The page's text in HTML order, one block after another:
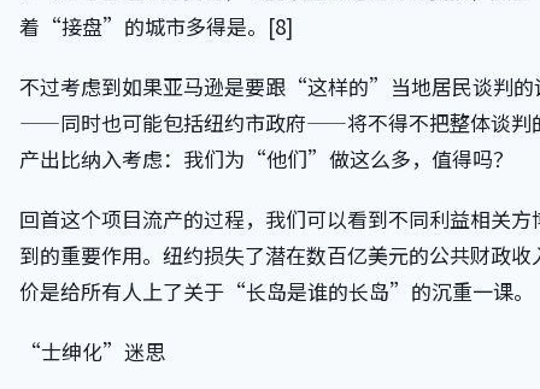
着“接盘”的城市多得是。[8]
不过考虑到如果亚马逊是要跟“这样的”当地居民谈判的
——同时也可能包括纽约市政府——将不得不把整体谈判
产出比纳入考虑：我们为“他们”做这么多，值得吗？
回首这个项目流产的过程，我们可以看到不同利益相关方
到的重要作用。纽约损失了潜在数百亿美元的公共财政收
价是给所有人上了关于“长岛是谁的长岛”的沉重一课。
“士绅化”迷思